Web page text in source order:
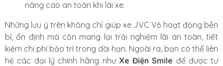
nâng cao an toàn khi lái xe.
Những lưu ý trên không chỉ giúp xe JVC V6 hoạt động bền
bỉ, ổn định mà còn mang lại trải nghiệm lái an toàn, tiết
kiệm chi phí bảo trì trong dài hạn. Ngoài ra, bạn có thể liên
hệ các đại lý chính hãng như Xe Điện Smile để được tư